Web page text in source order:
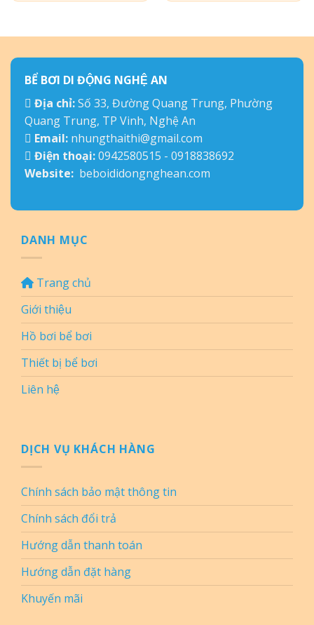
BỂ BƠI DI ĐỘNG NGHỆ AN
Địa chỉ:Số 33, Đường Quang Trung, Phường
Quang Trung, TP Vinh, Nghệ An
Email: nhungthaithi@gmail.com
Điện thoại:0942580515 - 0918838692
Website: beboididongnghean.com
DANH MỤC
Trang chủ
Giới thiệu
Hồ bơi bể bơi
Thiết bị bể bơi
Liên hệ
DỊCH VỤ KHÁCH HÀNG
Chính sách bảo mật thông tin
Chính sách đổi trả
Hướng dẫn thanh toán
Hướng dẫn đặt hàng
Khuyến mãi